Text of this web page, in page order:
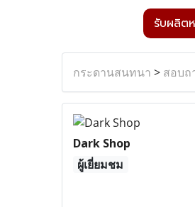
รับผลิต
กระดานสนทนา > สอบถ
Dark Shop
ผู้เยี่ยมชม